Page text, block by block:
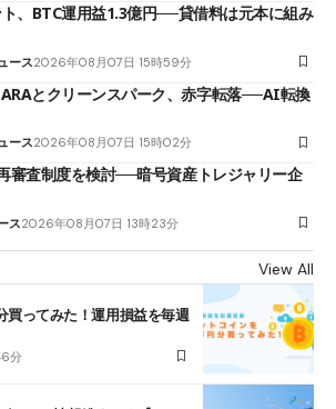
、BTC運用益1.3億円──貸借料は元本に組み
ース2026年08月07日 15時59分
とクリーンスパーク、赤字転落──AI転換
ース2026年08月07日 15時02分
審査制度を検討──暗号資産トレジャリー企
ス2026年08月07日 13時23分
View All
買ってみた！運用損益を毎週
分